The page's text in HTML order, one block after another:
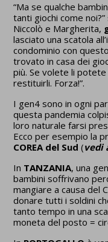
“Ma se qualche
tanti giochi come
Niccolò e Margherita,
lasciato una scatola
condominio con
trovato in casa dei
più. Se volete li
restituirli. Forza!”.
I gen4 sono in ogni
questa pandemia
loro naturale farsi
Ecco per esempio la
COREA del Sud (vedi
In TANZANIA, una
bambini soffrivano
mangiare a causa del
donare tutti i soldini
tanto tempo in una
moneta del posto =